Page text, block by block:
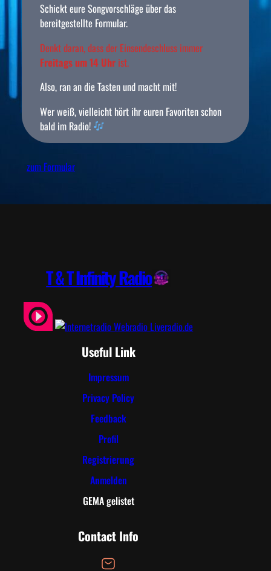
Schickt eure Songvorschläge über das
bereitgestellte Formular.
Denkt daran, dass der Einsendeschluss immer
Freitags um 14 Uhr ist.
Also, ran an die Tasten und macht mit!
Wer weiß, vielleicht hört ihr euren Favoriten schon
bald im Radio!
zum Formular
T & T Infinity Radio
Useful Link
Impressum
Privacy Policy
Feedback
Profil
Registrierung
Anmelden
GEMA gelistet
Contact Info